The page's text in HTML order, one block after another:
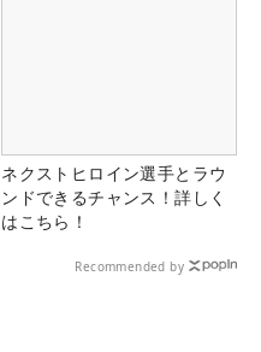
ネクストヒロイン選手とラウ
ンドできるチャンス！詳しく
はこちら！
Recommended by